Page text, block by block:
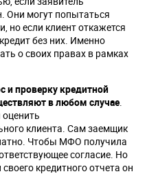
Они могут попытаться
но если клиент откажется
без них. Именно
о своих правах в рамках
и проверку кредитной
в любом случае.
клиента. Сам заемщик
Чтобы МФО получила
согласие. Но
кредитного отчета он